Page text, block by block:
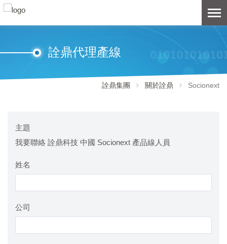
詮鼎代理產線
詮鼎集團 關於詮鼎 Socionext
主題
我要聯絡 詮鼎科技 中國 Socionext 產品線人員
姓名
公司